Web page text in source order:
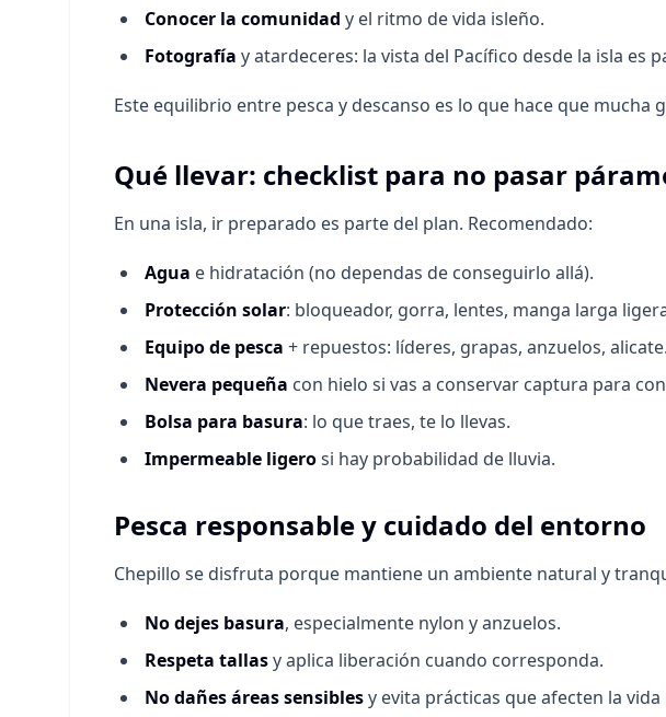
Conocer la comunidad y el ritmo de vida isleño.
Fotografía y atardeceres: la vista del Pacífico desde la isla es
Este equilibrio entre pesca y descanso es lo que hace que mucha
Qué llevar: checklist para no pasar
En una isla, ir preparado es parte del plan. Recomendado:
Agua e hidratación (no dependas de conseguirlo allá).
Protección solar: bloqueador, gorra, lentes, manga larga
Equipo de pesca + repuestos: líderes, grapas, anzuelos, alicate.
Nevera pequeña con hielo si vas a conservar captura para
Bolsa para basura: lo que traes, te lo llevas.
Impermeable ligerosi hay probabilidad de lluvia.
Pesca responsable y cuidado del entorno
Chepillo se disfruta porque mantiene un ambiente natural y
No dejes basura, especialmente nylon y anzuelos.
Respeta tallasy aplica liberación cuando corresponda.
No dañes áreas sensiblesy evita prácticas que afecten la